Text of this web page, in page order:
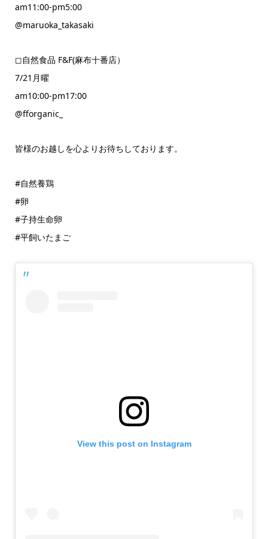
am11:00-pm5:00
@maruoka_takasaki
◻︎自然食品 F&F(麻布十番店）
7/21月曜
am10:00-pm17:00
@fforganic_
皆様のお越しを心よりお待ちしております。
#自然養鶏
#卵
#子持生命卵
#平飼いたまご
View this post on Instagram